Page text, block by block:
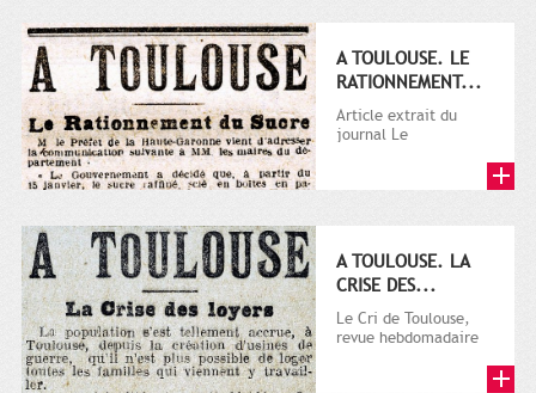
A TOULOUSE. LE
RATIONNEMENT...
Article extrait du
journal Le
A TOULOUSE. LA
CRISE DES...
Le Cri de Toulouse,
revue hebdomadaire